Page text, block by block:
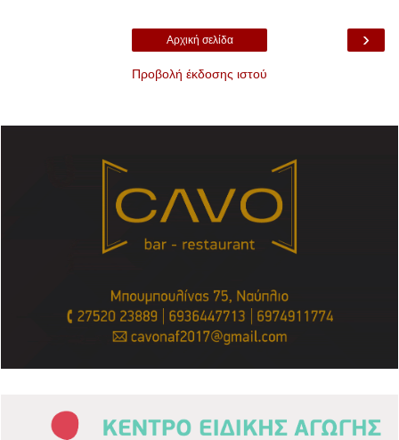
›
Αρχική σελίδα
Προβολή έκδοσης ιστού